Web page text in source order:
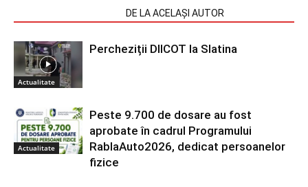
DE LA ACELAȘI AUTOR
Actualitate
Percheziții DIICOT la Slatina
Actualitate
Peste 9.700 de dosare au fost
aprobate în cadrul Programului
RablaAuto2026, dedicat persoanelor
fizice